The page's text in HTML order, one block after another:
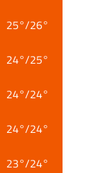
25°/26°
24°/25°
24°/24°
24°/24°
23°/24°